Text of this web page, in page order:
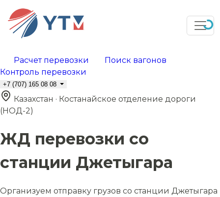
Расчет перевозки
Поиск вагонов
Контроль перевозки
+7 (707) 165 08 08
Казахстан · Костанайское отделение дороги
(НОД-2)
ЖД перевозки со
станции Джетыгара
Организуем отправку грузов со станции Джетыгара